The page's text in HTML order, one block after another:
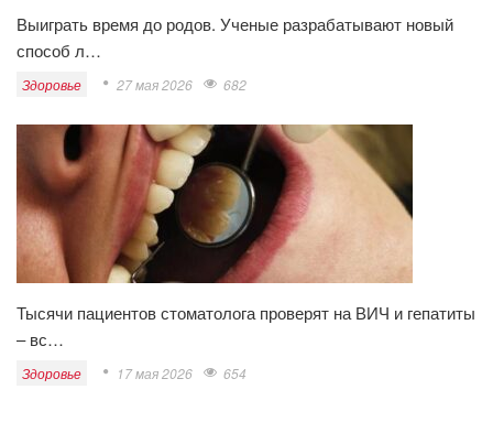
Выиграть время до родов. Ученые разрабатывают новый
способ л…
Здоровье 27 мая 2026 682
Тысячи пациентов стоматолога проверят на ВИЧ и гепатиты
– вс…
Здоровье 17 мая 2026 654